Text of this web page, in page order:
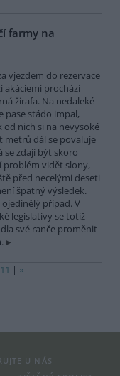
farmy na
vjezdem do rezervace
akáciemi prochází
žirafa. Na nedaleké
pase stádo impal,
od nich si na nevysoké
metrů dál se povaluje
se zdají být skoro
problém vidět slony,
před necelými deseti
špatný výsledek.
případ. V
legislativy se totiž
své ranče proměnit
| »
U NÁS